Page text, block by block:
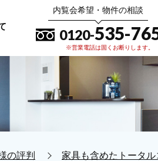
内覧会希望・物件の相談
0120-535-
※営業電話は固くお断りします。
の評判